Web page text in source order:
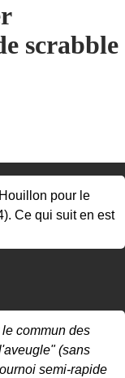
scrabble
pour le
Ce qui suit en est
commun des
(sans
semi-rapide